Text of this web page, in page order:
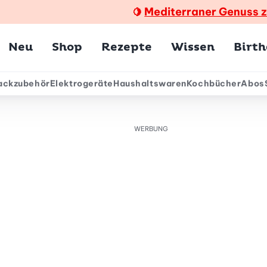
🍋 Mediterraner Genuss
Neu Shop Rezepte Wissen
ElektrogeräteHaushaltswarenKochbücherAbos
WERBUNG